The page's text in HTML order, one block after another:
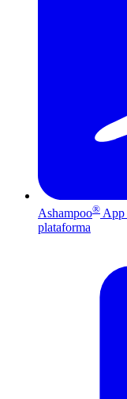
Ashampoo® App
plataforma